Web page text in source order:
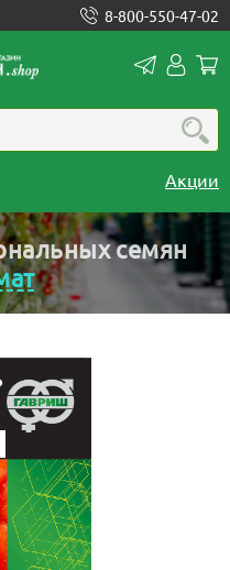
8-800-550-47-02
Акции
семян